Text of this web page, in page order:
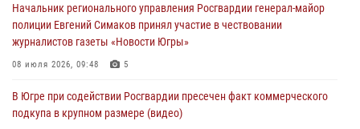
нарушителей ПДД
05 августа 2026, 11:14
В Югре сотрудники вневедомственной охраны Росгвардии пресекли
05 августа 2026, 05:56
Начальник регионального управления Росгвардии генерал-майор
полиции Евгений Симаков принял участие в чествовании
журналистов газеты «Новости Югры»
08 июля 2026, 09:48 5
В Югре при содействии Росгвардии пресечен факт коммерческого
подкупа в крупном размере (видео)